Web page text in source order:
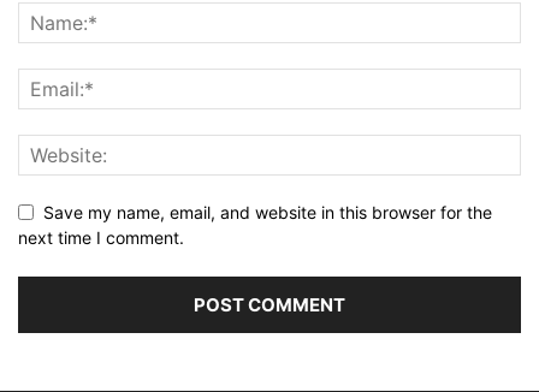
Save my name, email, and website in this browser for the
next time I comment.